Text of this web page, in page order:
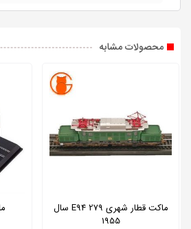
محصولات مشابه
ماکت قطار شهری E94 279 سال
1955